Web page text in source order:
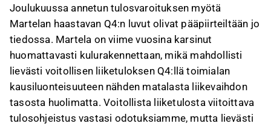
Joulukuussa annetun tulosvaroituksen myötä
Martelan haastavan Q4:n luvut olivat pääpiirteiltään jo
tiedossa. Martela on viime vuosina karsinut
huomattavasti kulurakennettaan, mikä mahdollisti
lievästi voitollisen liiketuloksen Q4:llä toimialan
kausiluonteisuuteen nähden matalasta liikevaihdon
tasosta huolimatta. Voitollista liiketulosta viitoittava
tulosohjeistus vastasi odotuksiamme, mutta lievästi